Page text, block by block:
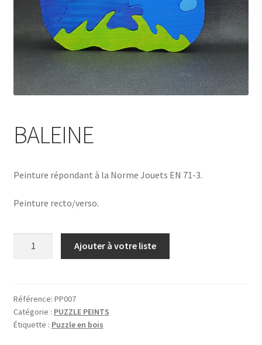
BALEINE
Peinture répondant à la Norme Jouets EN 71-3.
Peinture recto/verso.
Ajouter à votre liste
Référence: PP007
Catégorie : PUZZLE PEINTS
Étiquette : Puzzle en bois